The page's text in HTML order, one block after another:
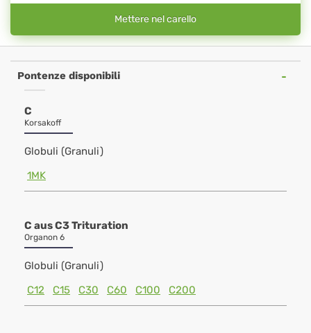
Mettere nel carello
Pontenze disponibili
C
Korsakoff
Globuli (Granuli)
1MK
C aus C3 Trituration
Organon 6
Globuli (Granuli)
C12
C15 C30 C60 C100 C200